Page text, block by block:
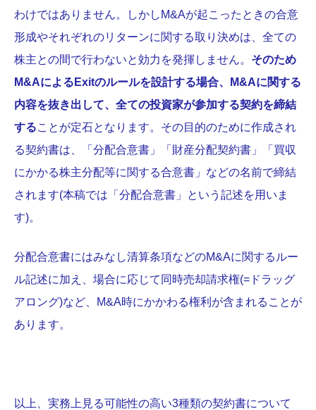
わけではありません。しかしM&Aが起こったときの合意
形成やそれぞれのリターンに関する取り決めは、全ての
株主との間で行わないと効力を発揮しません。 そのため
M&AによるExitのルールを設計する場合、M&Aに関する
内容を抜き出して、全ての投資家が参加する契約を締結
する ことが定石となります。その目的のために作成され
る契約書は、「分配合意書」「財産分配契約書」「買収
にかかる株主分配等に関する合意書」などの名前で締結
されます(本稿では「分配合意書」という記述を用いま
す)。
分配合意書にはみなし清算条項などのM&Aに関するルー
ル記述に加え、場合に応じて同時売却請求権(=ドラッグ
アロング)など、M&A時にかかわる権利が含まれることが
あります。
以上、実務上見る可能性の高い3種類の契約書について